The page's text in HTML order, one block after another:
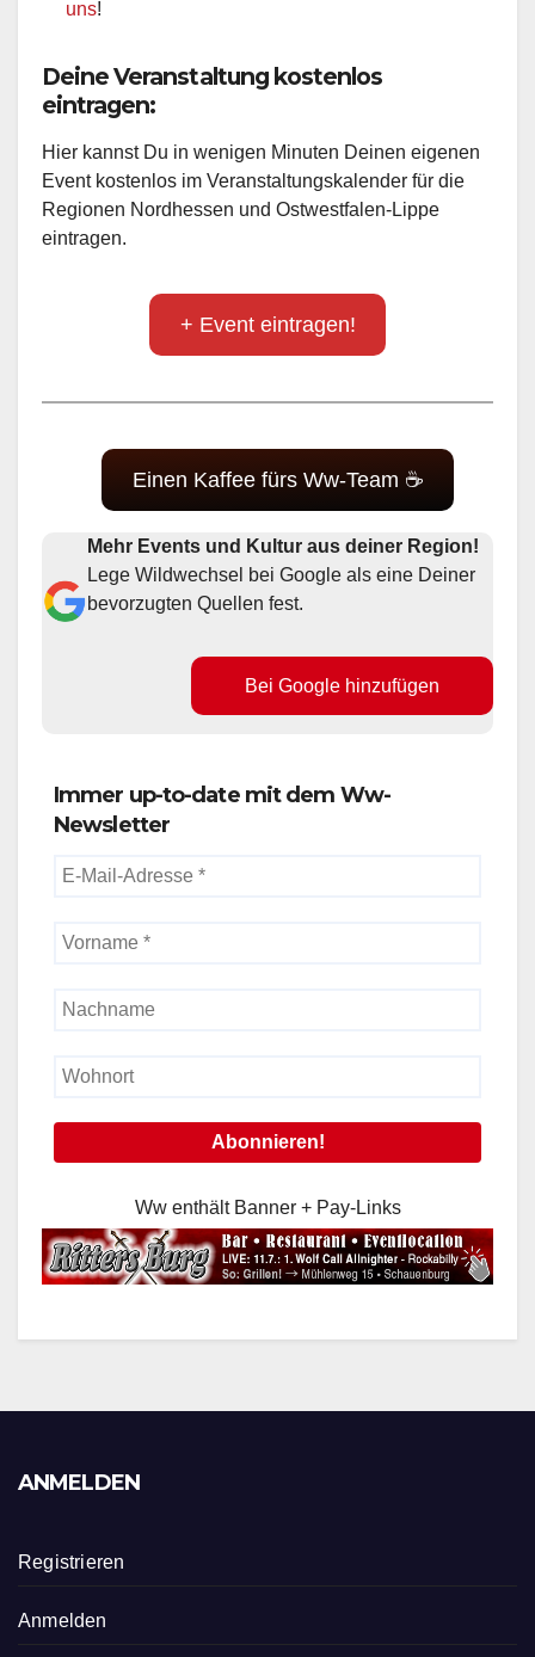
uns!
Deine Veranstaltung kostenlos
eintragen:
Hier kannst Du in wenigen Minuten Deinen eigenen
Event kostenlos im Veranstaltungskalender für die
Regionen Nordhessen und Ostwestfalen-Lippe
eintragen.
+ Event eintragen!
Einen Kaffee fürs Ww-Team ☕
Mehr Events und Kultur aus deiner Region!
Lege Wildwechsel bei Google als eine Deiner
bevorzugten Quellen fest.
Bei Google hinzufügen
Immer up-to-date mit dem Ww-
Newsletter
Ww enthält Banner + Pay-Links
ANMELDEN
Registrieren
Anmelden